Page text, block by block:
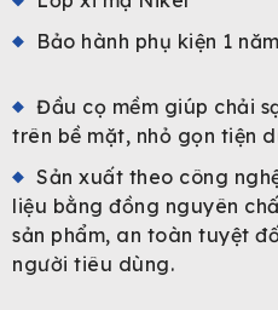
Bảo hành phụ kiện 1 năm
Đầu cọ mềm giúp chải
trên bề mặt, nhỏ gọn tiện
Sản xuất theo công
liệu bằng đồng nguyên
sản phẩm, an toàn tuyệt
người tiêu dùng.